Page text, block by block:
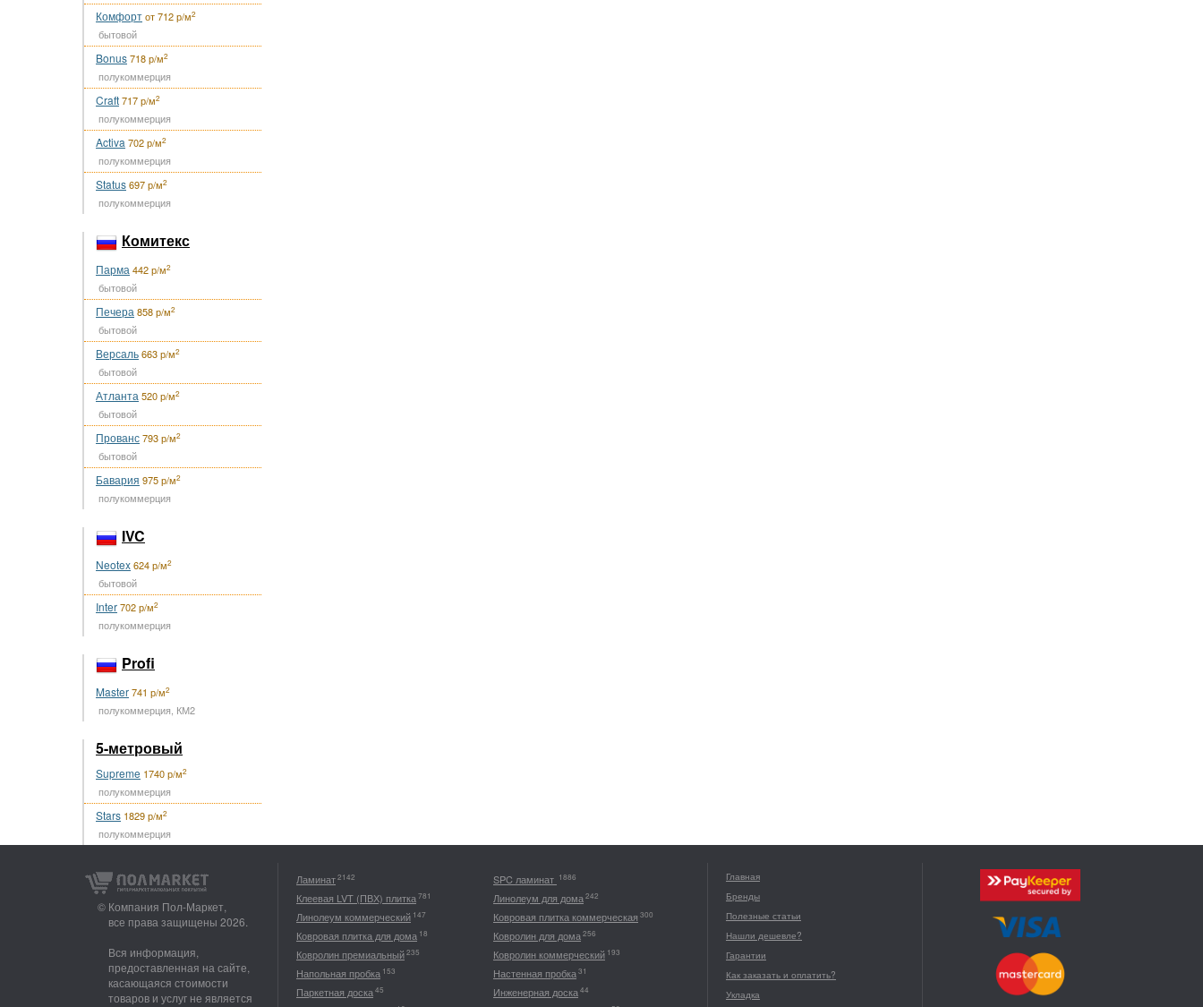
Комфортот 712 р/м2
бытовой
Bonus718 р/м2
полукоммерция
Craft717 р/м2
полукоммерция
Activa 702 р/м2
полукоммерция
Status697 р/м2
полукоммерция
Комитекс
Парма 442 р/м2
бытовой
Печера 858 р/м2
бытовой
Версаль663 р/м2
бытовой
Атланта 520 р/м2
бытовой
Прованс793 р/м2
бытовой
Бавария 975 р/м2
полукоммерция
IVC
Neotex624 р/м2
бытовой
Inter702 р/м2
полукоммерция
Profi
Master741 р/м2
полукоммерция, КМ2
5-метровый
Supreme 1740 р/м2
полукоммерция
Stars 1829 р/м2
полукоммерция
© Компания Пол-Маркет,
все права защищены 2026.
Вся информация,
предоставленная на сайте,
касающаяся стоимости
товаров и услуг не является
Ламинат2142 SPC ламинат 1886
Клеевая LVT (ПВХ) плитка781 Линолеум для дома242
Линолеум коммерческий 147 Ковровая плитка коммерческая 300
Ковровая плитка для дома 18 Ковролин для дома256
Ковролин премиальный235 Ковролин коммерческий 193
Напольная пробка 153 Настенная пробка31
Паркетная доска45 Инженерная доска44
Главная
Бренды
Полезные статьи
Нашли дешевле?
Гарантии
Как заказать и оплатить?
Укладка